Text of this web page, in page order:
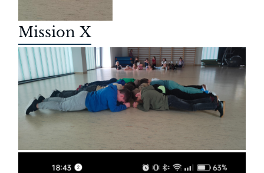
Mission X